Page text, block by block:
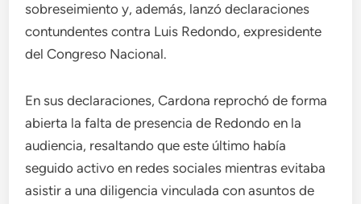
sobreseimiento y, además, lanzó declaraciones
contundentes contra Luis Redondo, expresidente
del Congreso Nacional.
En sus declaraciones, Cardona reprochó de forma
abierta la falta de presencia de Redondo en la
audiencia, resaltando que este último había
seguido activo en redes sociales mientras evitaba
asistir a una diligencia vinculada con asuntos de